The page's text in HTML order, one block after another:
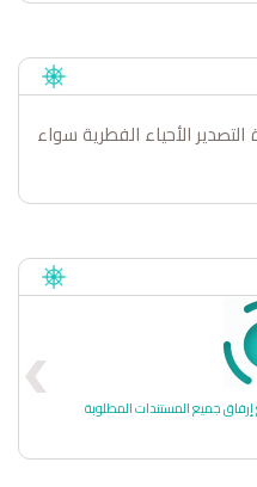
الأحياء الفطرية سواء
إرفاق جميع المستندات المطلوبة